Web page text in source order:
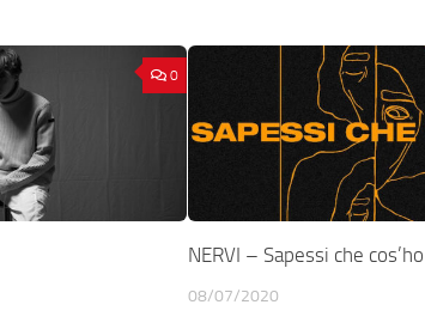
0
NERVI – Sapessi che cos’ho
08/07/2020